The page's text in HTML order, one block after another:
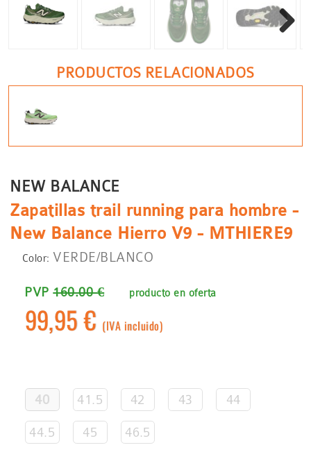
PRODUCTOS RELACIONADOS
NEW BALANCE
Zapatillas trail running para hombre -
New Balance Hierro V9 - MTHIERE9
Color: VERDE/BLANCO
PVP160.00 € producto en oferta
99,95 € (IVA incluido)
40 41.5 42 43 44
44.5 45 46.5